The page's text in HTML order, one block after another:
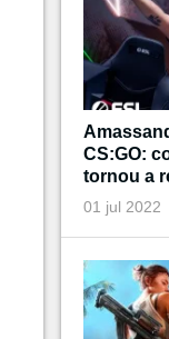
CS:GO:
tornou a
que não
01 jul 2022